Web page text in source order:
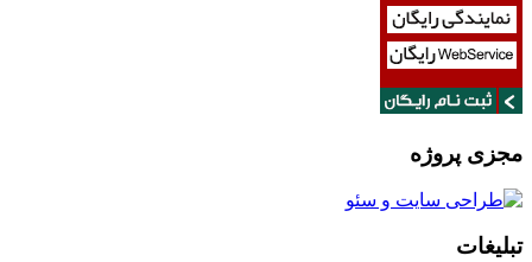
مجزی پروژه
تبلیغات